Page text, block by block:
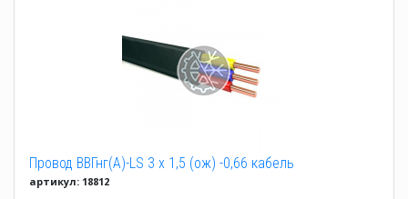
Провод ВВГнг(А)-LS 3 x 1,5 (ож) -0,66 кабель
артикул: 18812